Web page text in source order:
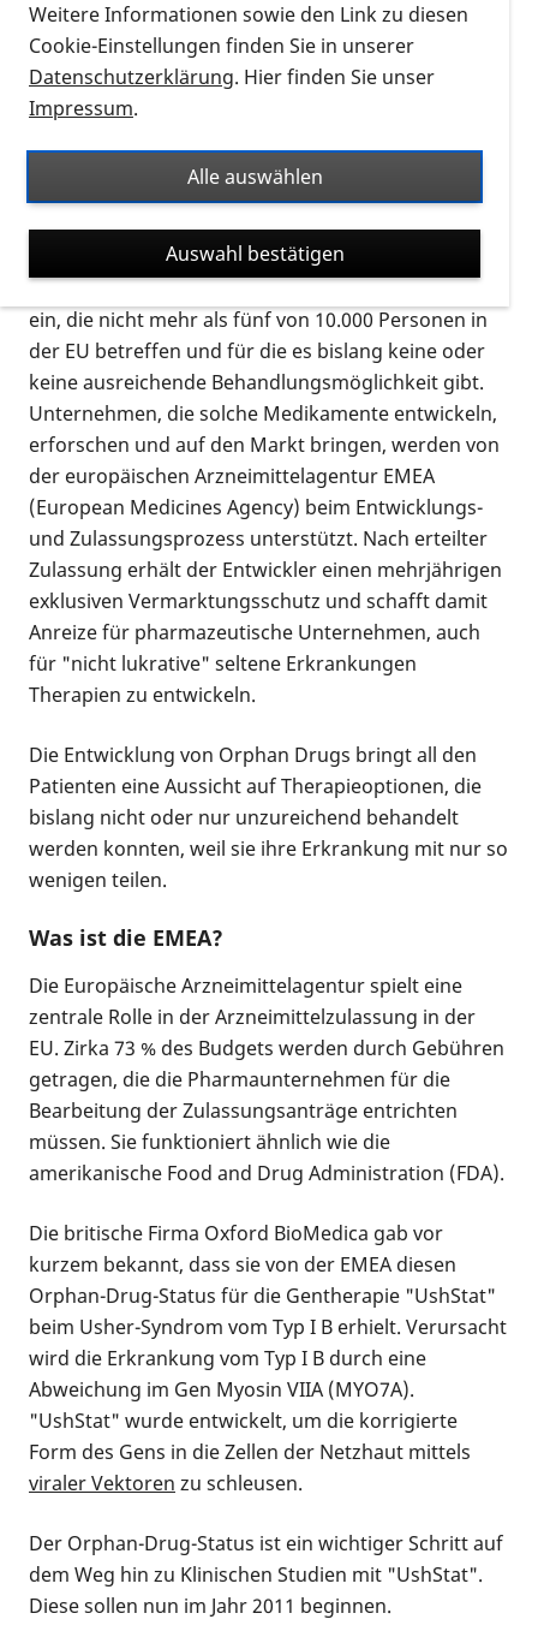
Eine Heilung gibt es bisher nicht. In denUSAund der
EUgibt es ca. 8.000 Menschen mit Usher-Syndrom
vom Typ I B.
Was sindOrphan Drugsund seltene
Erkrankungen?
AlsOrphan Drugs(orphan = Waise) stuft die EU-
Kommission Arzneimittel für die Behandlung
lebensbedrohender oder chronischer Erkrankungen
ein, die nicht mehr als fünf von 10.000 Personen in
der EU betreffen und für die es bislang keine oder
keine ausreichende Behandlungsmöglichkeit gibt.
Unternehmen, die solche Medikamente entwickeln,
erforschen und auf den Markt bringen, werden von
der europäischen Arzneimittelagentur EMEA
(European Medicines Agency) beim Entwicklungs-
und Zulassungsprozess unterstützt. Nach erteilter
Zulassung erhält der Entwickler einen mehrjährigen
exklusiven Vermarktungsschutz und schafft damit
Anreize für pharmazeutische Unternehmen, auch
für "nicht lukrative" seltene Erkrankungen
Therapien zu entwickeln.
Die Entwicklung von Orphan Drugs bringt all den
Patienten eine Aussicht auf Therapieoptionen, die
bislang nicht oder nur unzureichend behandelt
werden konnten, weil sie ihre Erkrankung mit nur so
wenigen teilen.
Was ist die EMEA?
Die Europäische Arzneimittelagentur spielt eine
zentrale Rolle in der Arzneimittelzulassung in der
EU. Zirka 73 % des Budgets werden durch Gebühren
getragen, die die Pharmaunternehmen für die
Bearbeitung der Zulassungsanträge entrichten
müssen. Sie funktioniert ähnlich wie die
amerikanische Food and Drug Administration (FDA).
Die britische Firma Oxford BioMedica gab vor
kurzem bekannt, dass sie von der EMEA diesen
Orphan-Drug-Status für die Gentherapie "UshStat"
beim Usher-Syndrom vom Typ I B erhielt. Verursacht
wird die Erkrankung vom Typ I B durch eine
Abweichung im Gen Myosin VIIA (MYO7A).
"UshStat" wurde entwickelt, um die korrigierte
Form des Gens in die Zellen der Netzhaut mittels
viraler Vektoren zu schleusen.
Der Orphan-Drug-Status ist ein wichtiger Schritt auf
dem Weg hin zu Klinischen Studien mit "UshStat".
Diese sollen nun im Jahr 2011 beginnen.
Weitere Informationen sowie den Link zu diesen
Cookie-Einstellungen finden Sie in unserer
Datenschutzerklärung. Hier finden Sie unser
Impressum.
Alle auswählen
Auswahl bestätigen